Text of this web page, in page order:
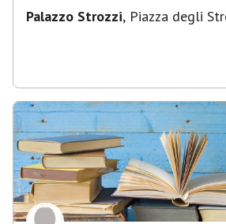
Palazzo Strozzi, Piazza degli